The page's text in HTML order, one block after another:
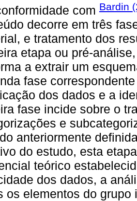
com Bardin
decorre em três
e tratamento dos
etapa ou pré-
a extrair um
fase
dos dados e a
fase incide sobre o
e
anteriormente
do estudo, esta
teórico
dos dados, a
os elementos do grupo